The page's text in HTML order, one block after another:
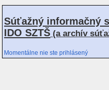
Súťažný informačný
IDO SZTŠ (a archív
Momentálne nie ste prihlásený